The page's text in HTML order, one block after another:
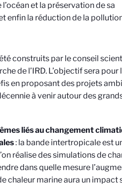
et la préservation de sa
enfin la réduction de la
construits par le conseil
de l’IRD. L’objectif sera pour
en proposant des projets
à venir autour des
liés au changement
: la bande intertropicale est
réalise des simulations de
dans quelle mesure
chaleur marine aura un impact